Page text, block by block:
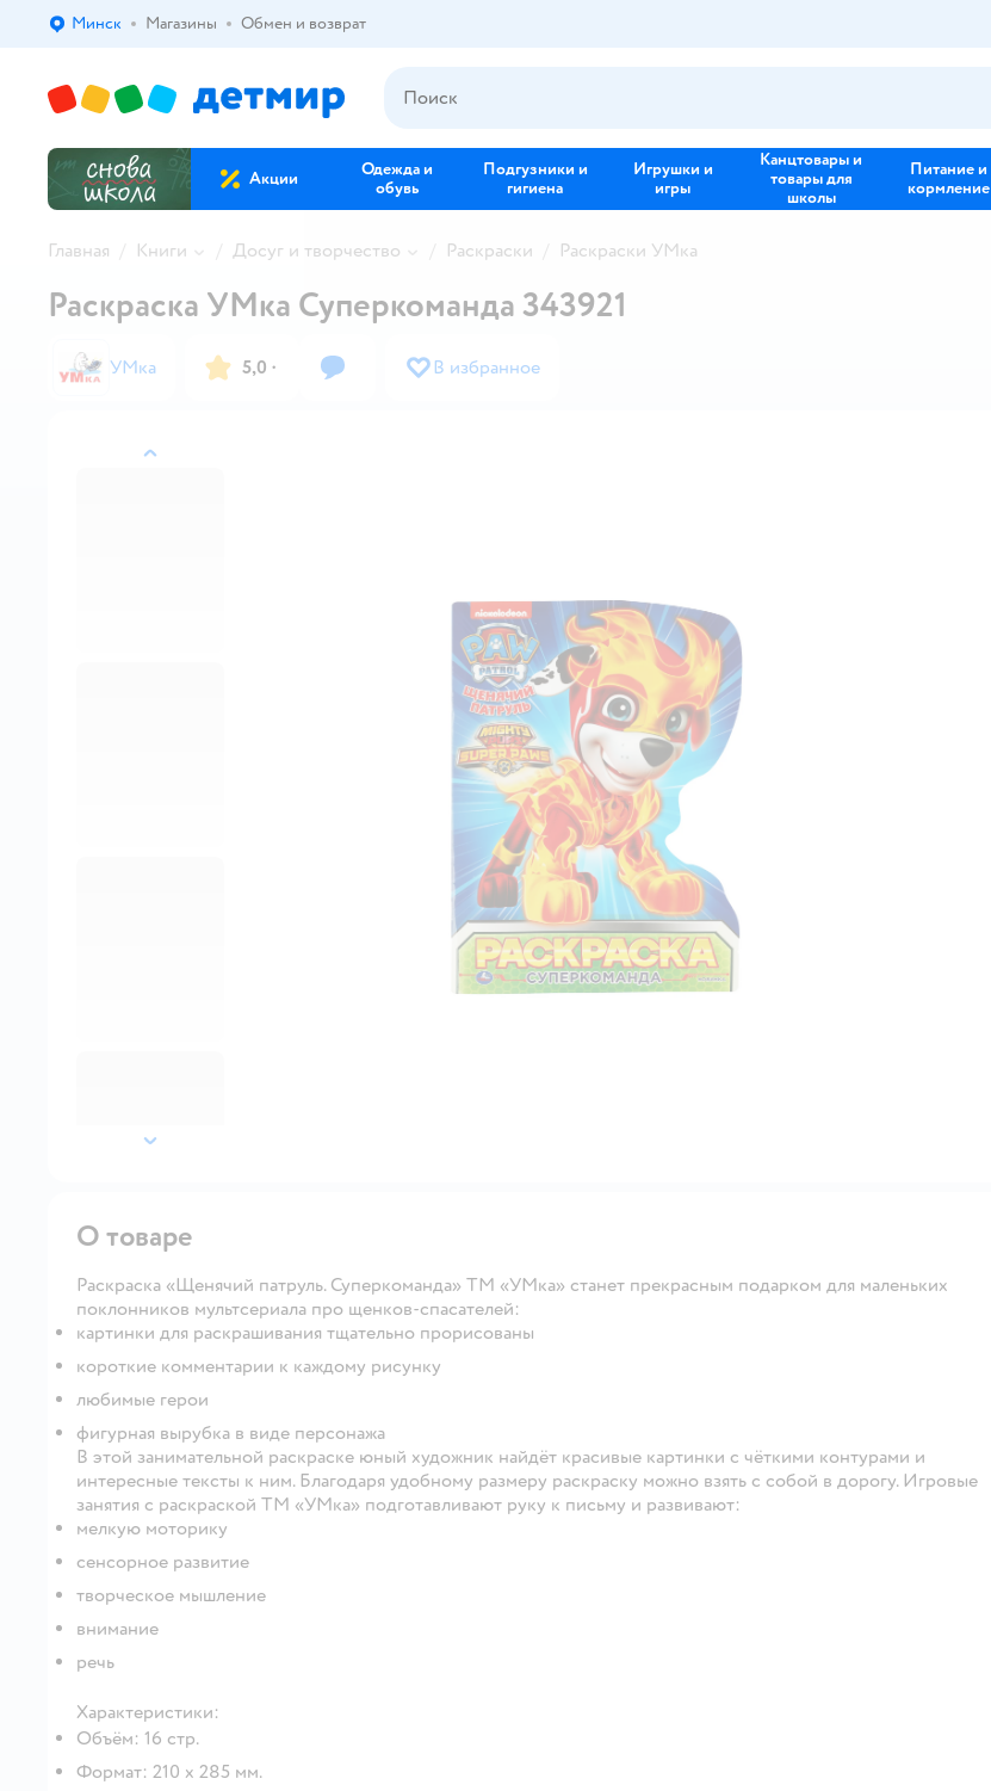
Выбор адреса доставки.
Минск Магазины Обмен и возврат
Акции
Одежда и
обувь
Подгузники и
гигиена
Игрушки и
игры
Канцтовары и
товары для
школы
Питание и
кормление
Главная Книги Досуг и творчество Раскраски Раскраски УМка
назад
далее
Раскраска УМка Суперкоманда 343921
УМка 5,0 · В избранное
О товаре
Раскраска «Щенячий патруль. Суперкоманда» ТМ «УМка» станет прекрасным подарком для маленьких
поклонников мультсериала про щенков-спасателей:
картинки для раскрашивания тщательно прорисованы
короткие комментарии к каждому рисунку
любимые герои
фигурная вырубка в виде персонажа
В этой занимательной раскраске юный художник найдёт красивые картинки с чёткими контурами и
интересные тексты к ним. Благодаря удобному размеру раскраску можно взять с собой в дорогу. Игровые
занятия с раскраской ТМ «УМка» подготавливают руку к письму и развивают:
мелкую моторику
сенсорное развитие
творческое мышление
внимание
речь
Характеристики:
Объём: 16 стр.
Формат: 210 х 285 мм.